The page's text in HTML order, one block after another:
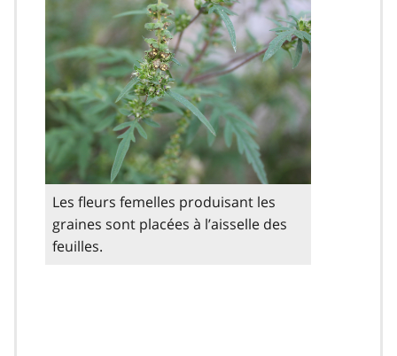
Les fleurs femelles produisant les
graines sont placées à l’aisselle des
feuilles.